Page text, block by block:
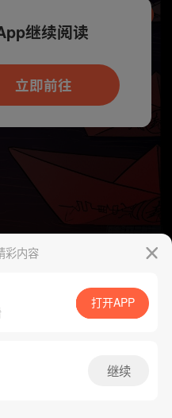
App免费看
腾漫App免费看
彩内容
打开APP
继续
，可打开App新用
费看
继续阅读
立即前往